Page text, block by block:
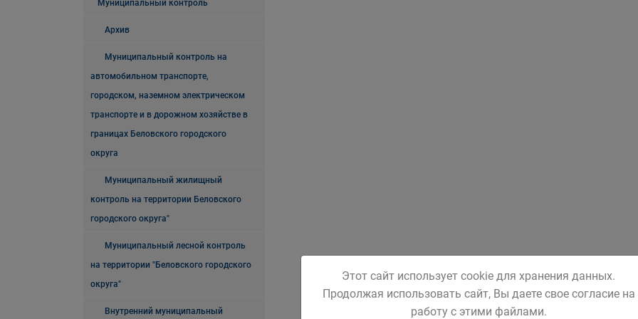
Муниципальный контроль
Архив
Муниципальный контроль на
автомобильном транспорте,
городском, наземном электрическом
транспорте и в дорожном хозяйстве в
границах Беловского городского
округа
Муниципальный жилищный
контроль на территории Беловского
городского округа"
Муниципальный лесной контроль
на территории "Беловского городского
округа"
Внутренний муниципальный
Этот сайт использует cookie для хранения данных.
Продолжая использовать сайт, Вы даете свое согласие на
работу с этими файлами.